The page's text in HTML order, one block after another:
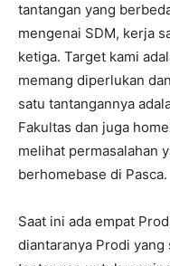
tantangan yang
mengenai SDM, kerja
ketiga. Target kami
memang diperlukan
satu tantangannya
Fakultas dan juga
melihat permasalahan
berhomebase di Pasca.
Saat ini ada empat
diantaranya Prodi